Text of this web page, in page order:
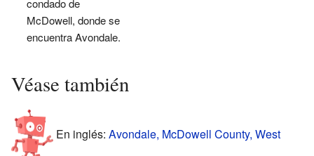
McDowell, donde se
encuentra Avondale.
Véase también
En inglés: Avondale, McDowell County, West